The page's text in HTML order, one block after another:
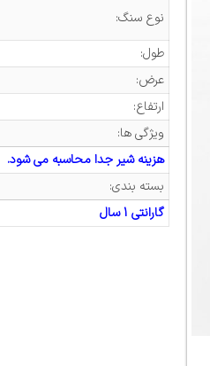
نوع سنگ:
طول:
عرض:
ارتفاع:
ویژگی ها:
هزینه شیر جدا محاسبه می شود.
بسته بندی:
گارانتی 1 سال